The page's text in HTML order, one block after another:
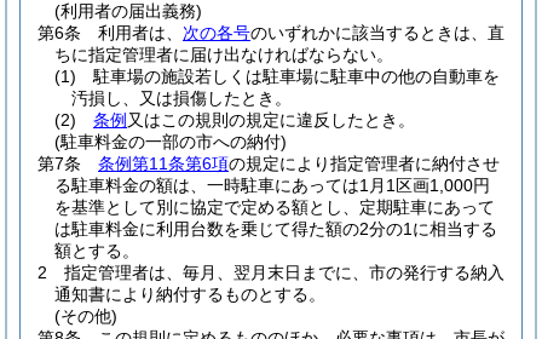
(利用者の届出義務)
第6条
利用者は、 次の各号のいずれかに該当するときは、直
ちに指定管理者に届け出なければならない。
(1)
駐車場の施設若しくは駐車場に駐車中の他の自動車を
汚損し、又は損傷したとき。
(2)
条例 又はこの規則の規定に違反したとき。
(駐車料金の一部の市への納付)
第7条
条例第11条第6項の規定により指定管理者に納付させ
る駐車料金の額は、一時駐車にあっては1月1区画1,000円
を基準として別に協定で定める額とし、定期駐車にあって
は駐車料金に利用台数を乗じて得た額の2分の1に相当する
額とする。
2
指定管理者は、毎月、翌月末日までに、市の発行する納入
通知書により納付するものとする。
(その他)